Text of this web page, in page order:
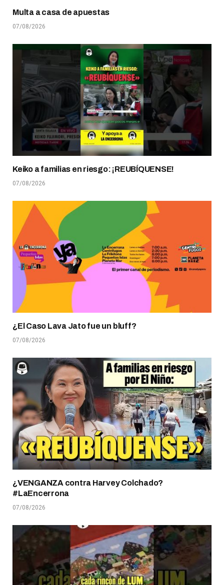
Multa a casa de apuestas
07/08/2026
Keiko a familias en riesgo: ¡REUBÍQUENSE!
07/08/2026
¿El Caso Lava Jato fue un bluff?
07/08/2026
¿VENGANZA contra Harvey Colchado?
#LaEncerrona
07/08/2026